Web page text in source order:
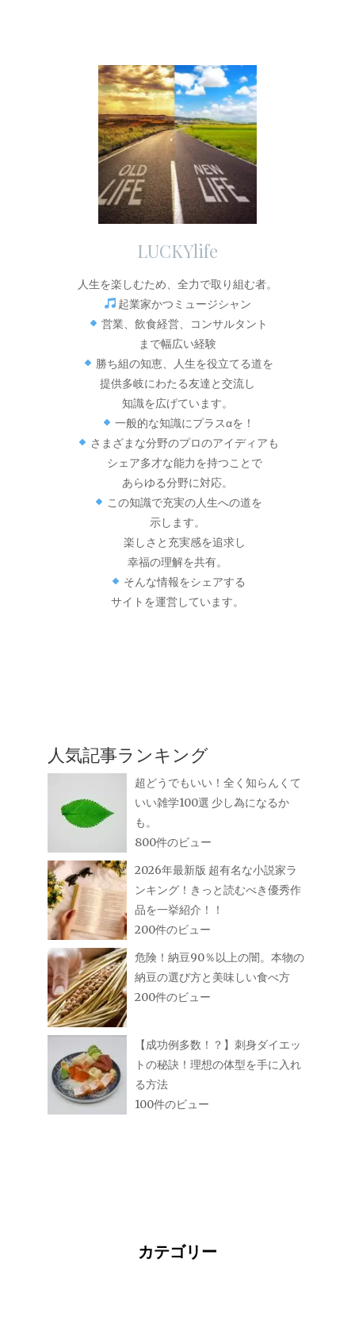
LUCKYlife
人生を楽しむため、全力で取り組む者。
起業家かつミュージシャン
営業、飲食経営、コンサルタント
まで幅広い経験
勝ち組の知恵、人生を役立てる道を
提供多岐にわたる友達と交流し
知識を広げています。
一般的な知識にプラスαを！
さまざまな分野のプロのアイディアも
シェア多才な能力を持つことで
あらゆる分野に対応。
この知識で充実の人生への道を
示します。
楽しさと充実感を追求し
幸福の理解を共有。
そんな情報をシェアする
サイトを運営しています。
人気記事ランキング
超どうでもいい！全く知らんくて
いい雑学100選 少し為になるか
も。
800件のビュー
2026年最新版 超有名な小説家ラ
ンキング！きっと読むべき優秀作
品を一挙紹介！！
200件のビュー
危険！納豆90％以上の闇。本物の
納豆の選び方と美味しい食べ方
200件のビュー
【成功例多数！？】刺身ダイエッ
トの秘訣！理想の体型を手に入れ
る方法
100件のビュー
カテゴリー